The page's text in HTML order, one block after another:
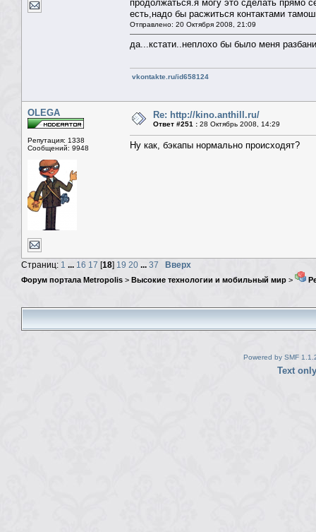
продолжаться.я могу это сделать прямо
есть,надо бы расжиться контактами
Отправлено: 20 Октября 2008, 21:09
да...кстати..неплохо бы было меня
vkontakte.ru/id658124
OLEGA
Репутация: 1338
Сообщений: 9948
Re: http://kino.anthill.ru/
Ответ #251 : 28 Октябрь 2008, 14:29
Ну как, бэкапы нормально происходят?
Страниц: 1 ... 16 17 [18] 19 20 ... 37 Вверх
Форум портала Metropolis > Высокие технологии и мобильный мир >
Powered by SMF
Text